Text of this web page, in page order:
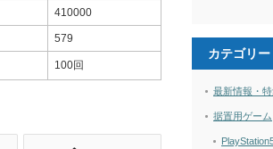
410000
579
100回
カテゴリー
最新情報・
据置用ゲーム